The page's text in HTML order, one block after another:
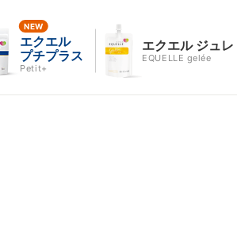
エクエル
プチプラス
Petit+
エクエル ジュレ
EQUELLE gelée